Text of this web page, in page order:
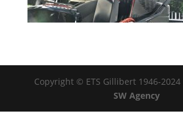
Copyright © ETS Gillibert 1946-2024
SW Agency